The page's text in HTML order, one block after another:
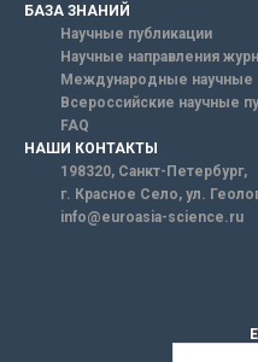
БАЗА ЗНАНИЙ
Научные публикации
Научные направления
Международные научные
Всероссийские научные
FAQ
НАШИ КОНТАКТЫ
198320, Санкт-Петербург,
г. Красное Село, ул.
info@euroasia-science.ru